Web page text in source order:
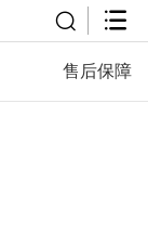
售后保障